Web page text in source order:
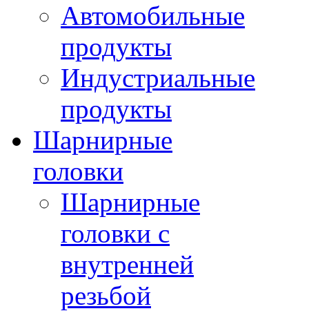
Автомобильные
продукты
Индустриальные
продукты
Шарнирные
головки
Шарнирные
головки с
внутренней
резьбой